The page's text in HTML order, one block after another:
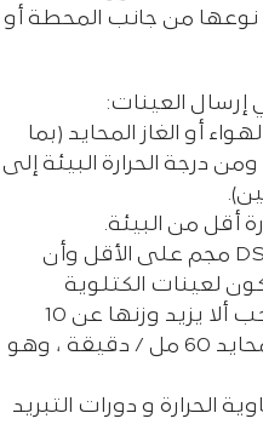
نوعها من جانب المحطة أو
العينات:
أو الغاز المحايد (بما
درجة الحرارة البيئة إلى
أقل من البيئة.
يجب أن تزن عينات تحليلDSC ۳۰ مجم على الأقل وأن
لعينات الكتلویة
الصلبة أبعاد أكبر من 2 مم ويجب ألا يزيد وزنها عن 10
ملغ. عادةً ما يكون الفلوجاز المحايد 60 مل / دقيقة ، وهو
الحرارة و دورات التبريد